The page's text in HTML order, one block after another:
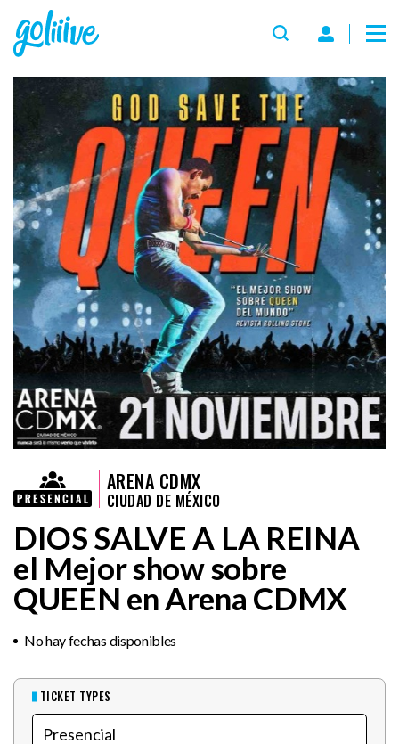
ARENA CDMX
CIUDAD DE MÉXICO
DIOS SALVE A LA REINA
el Mejor show sobre
QUEEN en Arena CDMX
No hay fechas disponibles
TICKET TYPES